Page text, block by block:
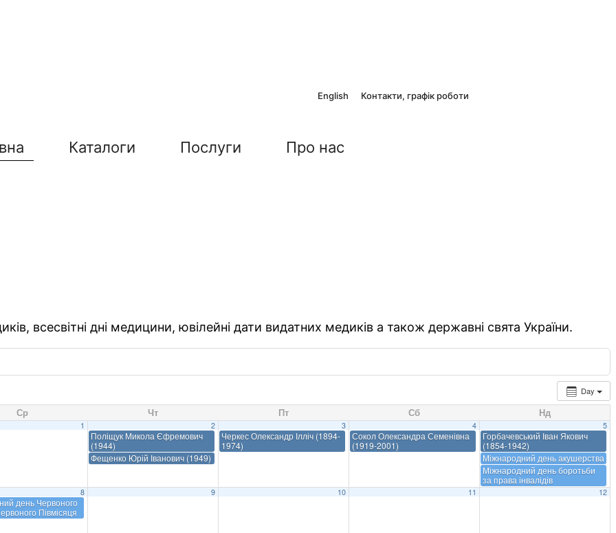
English Контакти, графік роботи
Каталоги Послуги Про нас
всесвітні дні медицини, ювілейні дати видатних медиків а також державні свята України.
Day
Ср Чт Пт Сб Нд
1 2
Поліщук Микола Єфремович
(1944)
Фещенко Юрій Іванович (1949)
3
Черкес Олександр Ілліч (1894-
1974)
4
Сокол Олександра Семенівна
(1919-2001)
5
Горбачевський Іван Якович
(1854-1942)
Міжнародний день акушерства
Міжнародний день боротьби
за права інвалідів
8
день Червоного
Півмісяця
9 10 11 12